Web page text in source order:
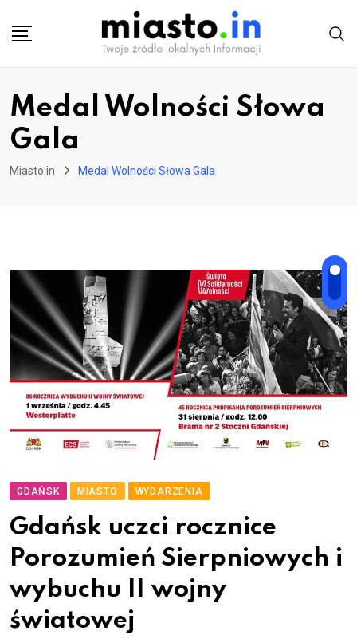
Medal Wolności Słowa
Gala
Miasto.in Medal Wolności Słowa Gala
GDAŃSK MIASTO WYDARZENIA
Gdańsk uczci rocznice
Porozumień Sierpniowych i
wybuchu II wojny
światowej